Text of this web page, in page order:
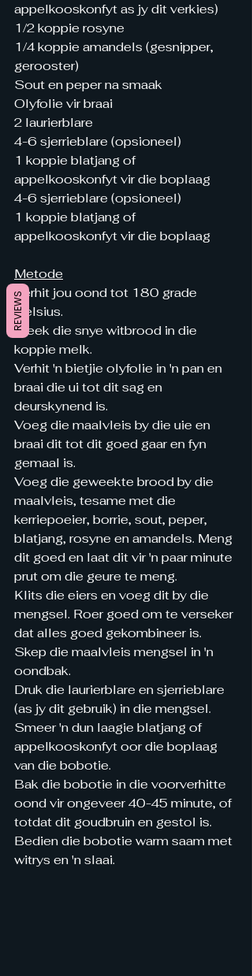
appelkooskonfyt as jy dit verkies)
1/2 koppie rosyne
1/4 koppie amandels (gesnipper,
gerooster)
Sout en peper na smaak
Olyfolie vir braai
2 laurierblare
4-6 sjerrieblare (opsioneel)
1 koppie blatjang of
appelkooskonfyt vir die boplaag
4-6 sjerrieblare (opsioneel)
1 koppie blatjang of
appelkooskonfyt vir die boplaag
Metode
Verhit jou oond tot 180 grade
Celsius.
Week die snye witbrood in die
koppie melk.
Verhit 'n bietjie olyfolie in 'n pan en
braai die ui tot dit sag en
deurskynend is.
Voeg die maalvleis by die uie en
braai dit tot dit goed gaar en fyn
gemaal is.
Voeg die geweekte brood by die
maalvleis, tesame met die
kerriepoeier, borrie, sout, peper,
blatjang, rosyne en amandels. Meng
dit goed en laat dit vir 'n paar minute
prut om die geure te meng.
Klits die eiers en voeg dit by die
mengsel. Roer goed om te verseker
dat alles goed gekombineer is.
Skep die maalvleis mengsel in 'n
oondbak.
Druk die laurierblare en sjerrieblare
(as jy dit gebruik) in die mengsel.
Smeer 'n dun laagie blatjang of
appelkooskonfyt oor die boplaag
van die bobotie.
Bak die bobotie in die voorverhitte
oond vir ongeveer 40-45 minute, of
totdat dit goudbruin en gestol is.
Bedien die bobotie warm saam met
witrys en 'n slaai.
REVIEWS